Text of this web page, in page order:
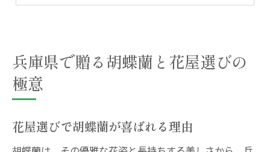
胡蝶蘭が花屋で開店祝いに選ばれる背景
開店祝いで喜ばれる胡蝶蘭の魅力
胡蝶蘭が花屋で支持される理由とは
兵庫県で贈る胡蝶蘭と花屋選びの
極意
花屋選びで胡蝶蘭が喜ばれる理由